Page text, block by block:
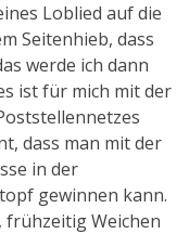
Loblied auf die
Seitenhieb, dass
werde ich dann
ist für mich mit der
dass man mit der
in der
gewinnen kann.
frühzeitig Weichen